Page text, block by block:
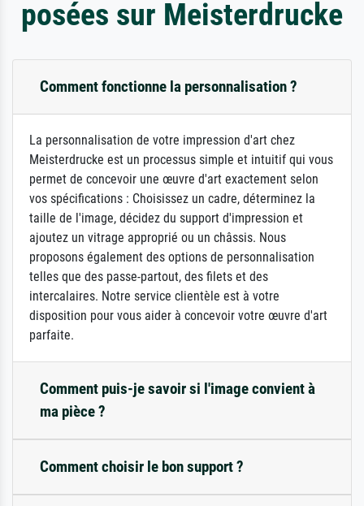
posées sur Meisterdrucke
Comment fonctionne la personnalisation ?
La personnalisation de votre impression d'art chez
Meisterdrucke est un processus simple et intuitif qui vous
permet de concevoir une œuvre d'art exactement selon
vos spécifications : Choisissez un cadre, déterminez la
taille de l'image, décidez du support d'impression et
ajoutez un vitrage approprié ou un châssis. Nous
proposons également des options de personnalisation
telles que des passe-partout, des filets et des
intercalaires. Notre service clientèle est à votre
disposition pour vous aider à concevoir votre œuvre d'art
parfaite.
Comment puis-je savoir si l'image convient à
ma pièce ?
Comment choisir le bon support ?